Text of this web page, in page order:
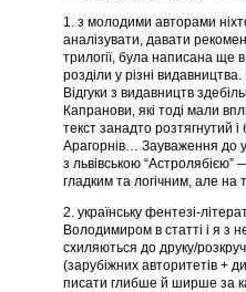
1. з молодими авторами
аналізувати, давати
трилогії, була написана ще
розділи у різні
Відгуки з видавництв
Капранови, які тоді мали
текст занадто розтягнутий
Арагорнів… Зауваження до
з львівською
гладким та логічним, але на
2. українську фентезі-
Володимиром в статті і я з
схиляються до друку/
(зарубіжних авторитетів +
писати глибше й ширше за